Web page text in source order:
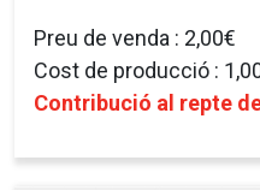
Preu de venda : 2,00€
Cost de producció :
Contribució al repte